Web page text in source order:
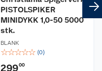
PISTOLSPIKER
MINIDYKK 1,0-50 5000
stk.
BLANK
☆☆☆☆☆ (0)
29900